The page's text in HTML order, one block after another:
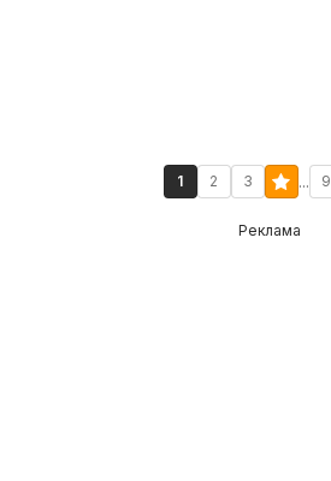
1 2 3 ... 9
Реклама